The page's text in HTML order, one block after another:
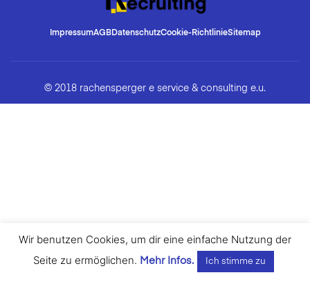
ImpressumAGBDatenschutzCookie-RichtlinieSitemap
© 2018 rachensperger e service & consulting e.u.
Wir benutzen Cookies, um dir eine einfache Nutzung der
Seite zu ermöglichen. Mehr Infos. Ich stimme zu